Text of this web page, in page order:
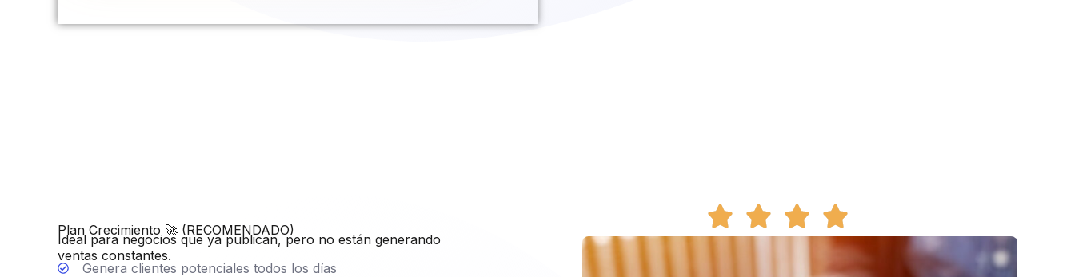
Plan Crecimiento 🚀 (RECOMENDADO)
Ideal para negocios que ya publican, pero no están generando
ventas constantes.
Genera clientes potenciales todos los días